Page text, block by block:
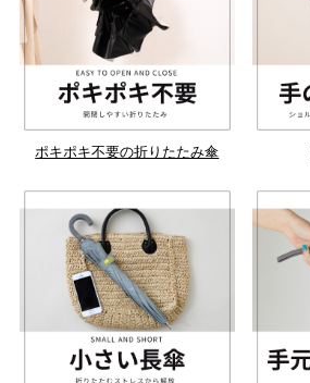
ポキポキ不要の折りたたみ傘